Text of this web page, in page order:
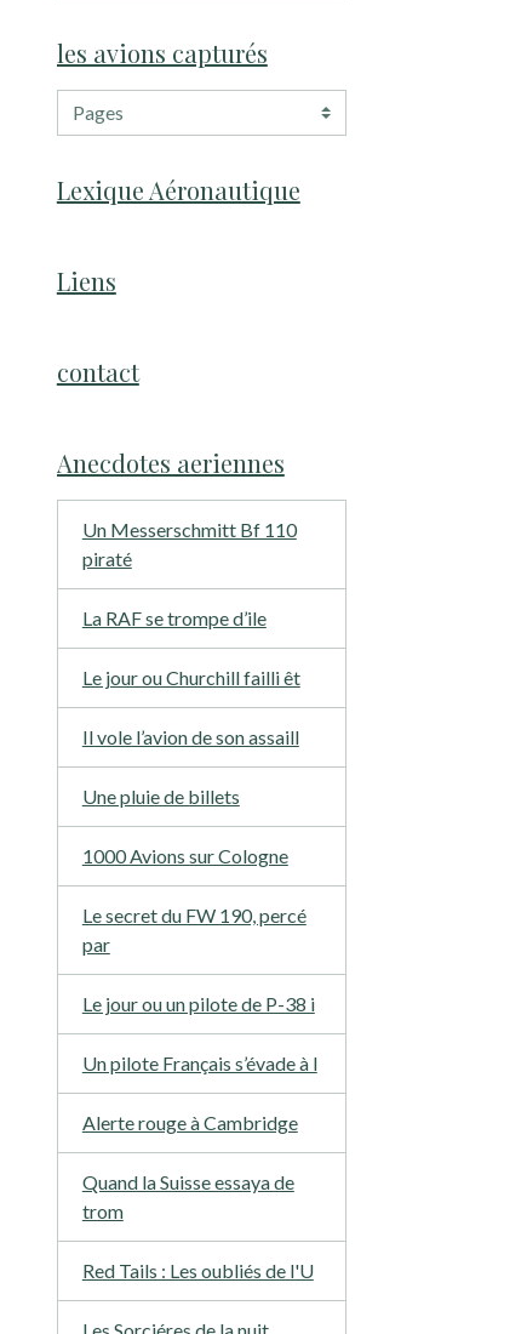
les avions capturés
Lexique Aéronautique
Liens
contact
Anecdotes aeriennes
Un Messerschmitt Bf 110
piraté
La RAF se trompe d’ile
Le jour ou Churchill failli êt
Il vole l’avion de son assaill
Une pluie de billets
1000 Avions sur Cologne
Le secret du FW 190, percé
par
Le jour ou un pilote de P-38 i
Un pilote Français s’évade à l
Alerte rouge à Cambridge
Quand la Suisse essaya de
trom
Red Tails : Les oubliés de l'U